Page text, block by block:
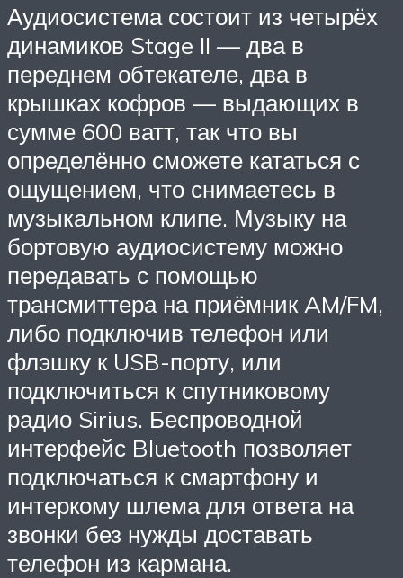
Аудиосистема состоит из четырёх
динамиков Stage II — два в
переднем обтекателе, два в
крышках кофров — выдающих в
сумме 600 ватт, так что вы
определённо сможете кататься с
ощущением, что снимаетесь в
музыкальном клипе. Музыку на
бортовую аудиосистему можно
передавать с помощью
трансмиттера на приёмник AM/FM,
либо подключив телефон или
флэшку к USB-порту, или
подключиться к спутниковому
радио Sirius. Беспроводной
интерфейс Bluetooth позволяет
подключаться к смартфону и
интеркому шлема для ответа на
звонки без нужды доставать
телефон из кармана.